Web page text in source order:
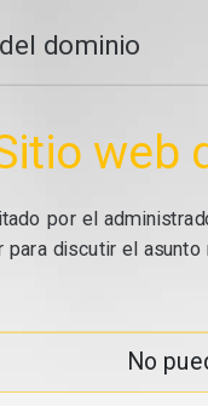
dominio
web
por el
discutir el
No